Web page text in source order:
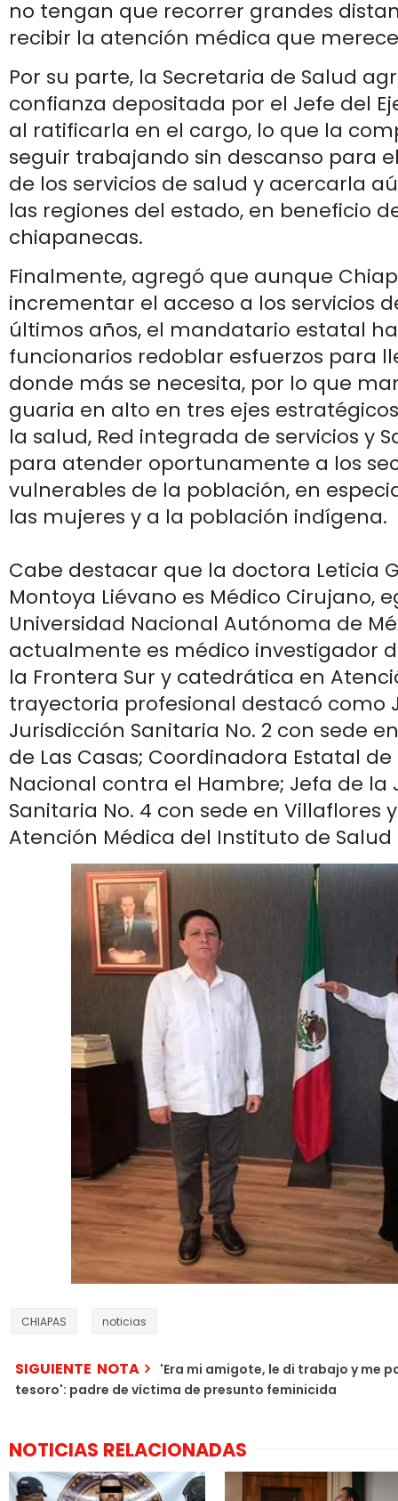
no tengan que recorrer grandes
recibir la atención médica que
Por su parte, la Secretaria de Salud
confianza depositada por el Jefe del
al ratificarla en el cargo, lo que la
seguir trabajando sin descanso para
de los servicios de salud y acercarla
las regiones del estado, en beneficio
chiapanecas.
Finalmente, agregó que aunque
incrementar el acceso a los servicios
últimos años, el mandatario estatal
funcionarios redoblar esfuerzos para
donde más se necesita, por lo que
guaria en alto en tres ejes
la salud, Red integrada de servicios y
para atender oportunamente a los
vulnerables de la población, en
las mujeres y a la población indígena.
Cabe destacar que la doctora Leticia
Montoya Liévano es Médico Cirujano,
Universidad Nacional Autónoma de
actualmente es médico investigador
la Frontera Sur y catedrática en
trayectoria profesional destacó como
Jurisdicción Sanitaria No. 2 con sede
de Las Casas; Coordinadora Estatal
Nacional contra el Hambre; Jefa de la
Sanitaria No. 4 con sede en Villaflores
Atención Médica del Instituto de Salud
CHIAPAS noticias
SIGUIENTE NOTA
'Era mi amigote, le di trabajo y me
tesoro': padre de víctima de presunto feminicida
NOTICIAS RELACIONADAS